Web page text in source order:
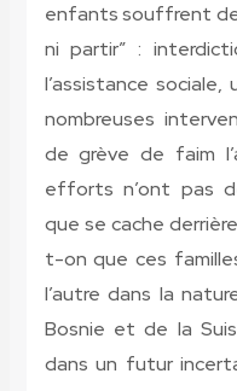
enfants souffrent
ni partir” :
l’assistance
nombreuses
de grève de faim
efforts n’ont pas
que se cache
t-on que ces
l’autre dans la
Bosnie et de la
dans un futur